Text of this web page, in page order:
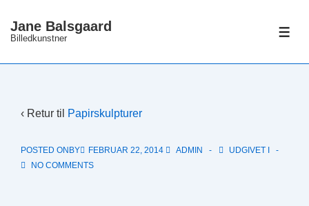
Hop
hovedindhold
Jane Balsgaard
Billedkunstner
‹ Retur til Papirskulpturer
POSTED ONBY FEBRUAR 22, 2014 ADMIN
UDGIVET I
NO COMMENTS